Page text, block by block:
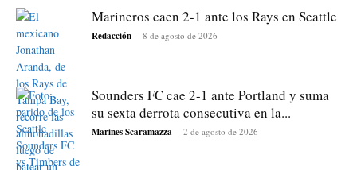
Marineros caen 2-1 ante los Rays en Seattle
Redacción - 8 de agosto de 2026
Sounders FC cae 2-1 ante Portland y suma
su sexta derrota consecutiva en la...
Marines Scaramazza - 2 de agosto de 2026